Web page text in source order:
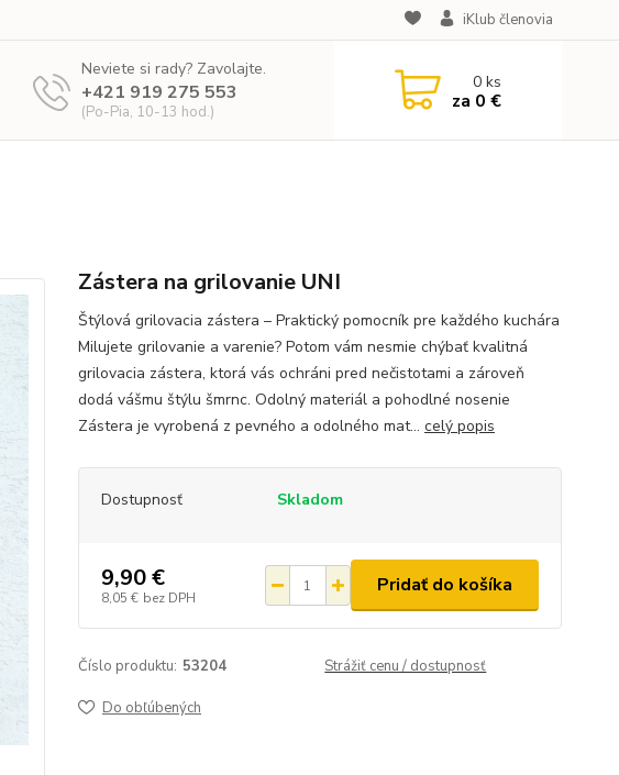
iKlub členovia
Neviete si rady? Zavolajte.
+421 919 275 553
(Po-Pia, 10-13 hod.)
0ks
za 0 €
Zástera na grilovanie UNI
Štýlová grilovacia zástera – Praktický pomocník pre každého kuchára
Milujete grilovanie a varenie? Potom vám nesmie chýbať kvalitná
grilovacia zástera, ktorá vás ochráni pred nečistotami a zároveň
dodá vášmu štýlu šmrnc. Odolný materiál a pohodlné nosenie
Zástera je vyrobená z pevného a odolného mat... celý popis
Dostupnosť Skladom
9,90 €
8,05 € bez DPH
Pridať do košíka
Číslo produktu: 53204 Strážiť cenu / dostupnosť
Do obľúbených